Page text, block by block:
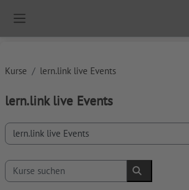
Kurse lern.link live Events
lern.link live Events
Kursbereiche
Kurse suchen
Kurse suchen